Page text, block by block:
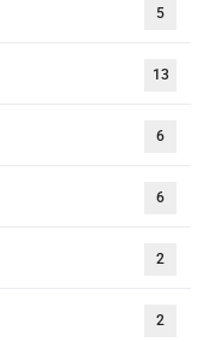
5
13
6
6
2
2